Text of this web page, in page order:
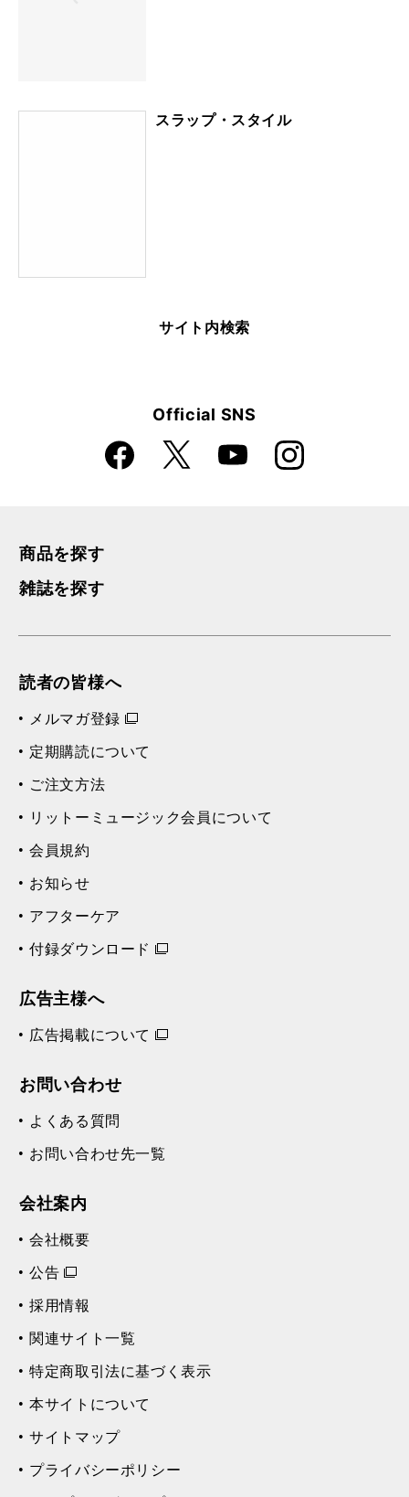
スラップ・スタイル
サイト内検索
Official SNS
Faceboo
k
X YouTube Instagra
m
商品を探す
雑誌を探す
読者の皆様へ
メルマガ登録
定期購読について
ご注文方法
リットーミュージック会員について
会員規約
お知らせ
アフターケア
付録ダウンロード
広告主様へ
広告掲載について
お問い合わせ
よくある質問
お問い合わせ先一覧
会社案内
会社概要
公告
採用情報
関連サイト一覧
特定商取引法に基づく表示
本サイトについて
サイトマップ
プライバシーポリシー